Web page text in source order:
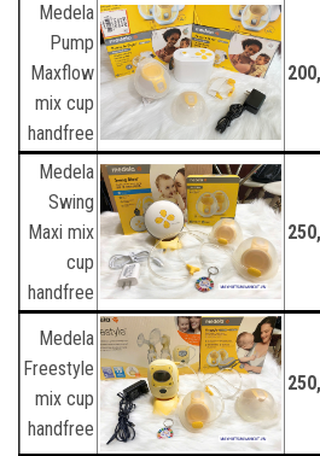
Medela
Pump
Maxflow
mix cup
handfree
Medela
Swing
Maxi mix
cup
handfree
Medela
Freestyle
mix cup
handfree